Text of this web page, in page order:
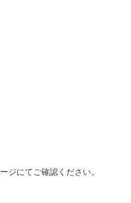
ジにてご確認ください。